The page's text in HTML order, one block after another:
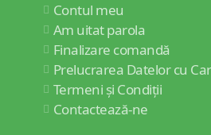
Contul meu
Am uitat parola
Finalizare comandă
Prelucrarea Datelor cu
Termeni și Condiții
Contactează-ne